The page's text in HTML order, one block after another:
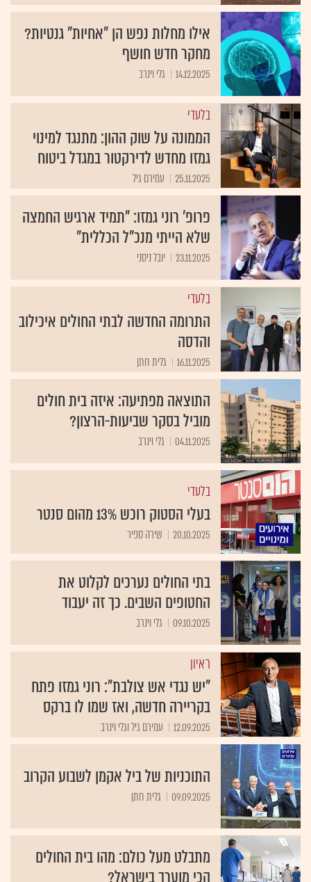
אילו מחלות נפש הן "אחיות" גנטיות?
מחקר חדש חושף
14.12.2025 גלי וינרב
בלעדי
הממונה על שוק ההון: מתנגד למינוי
גמזו מחדש לדירקטור במגדל ביטוח
25.11.2025 עמירם גיל
פרופ' רוני גמזו: "תמיד ארגיש החמצה
שלא הייתי מנכ"ל הכללית"
23.11.2025 יובל ניסני
בלעדי
התרומה החדשה לבתי החולים איכילוב
והדסה
16.11.2025 גלית חתן
התוצאה מפתיעה: איזה בית חולים
מוביל בסקר שביעות-הרצון?
04.11.2025 גלי וינרב
בלעדי
בעלי הסטוק רוכש 13% מהום סנטר
20.10.2025 שירה ספיר
בתי החולים נערכים לקלוט את
החטופים השבים. כך זה יעבוד
09.10.2025 גלי וינרב
ראיון
"יש נגדי אש צולבת": רוני גמזו פתח
בקריירה חדשה, ואז שמו לו ברקס
12.09.2025 עמירם גיל וגלי וינרב
התוכניות של ביל אקמן לשבוע הקרוב
09.09.2025 גלית חתן
מתבלט מעל כולם: מהו בית החולים
הכי מוערך בישראל?